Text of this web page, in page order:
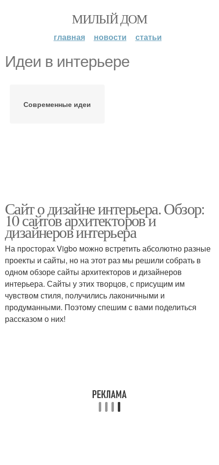
МИЛЫЙ ДОМ
главная новости статьи
Идеи в интерьере
Современные идеи
Сайт о дизайне интерьера. Обзор:
10 сайтов архитекторов и
дизайнеров интерьера
На просторах Vigbo можно встретить абсолютно разные
проекты и сайты, но на этот раз мы решили собрать в
одном обзоре сайты архитекторов и дизайнеров
интерьера. Сайты у этих творцов, с присущим им
чувством стиля, получились лаконичными и
продуманными. Поэтому спешим с вами поделиться
рассказом о них!